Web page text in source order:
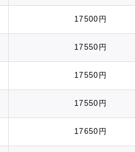
17500円
17550円
17550円
17550円
17650円